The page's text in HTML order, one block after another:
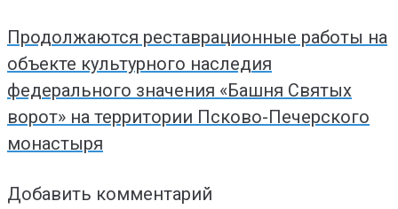
Продолжаются реставрационные работы на
объекте культурного наследия
федерального значения «Башня Святых
ворот» на территории Псково-Печерского
монастыря
Добавить комментарий